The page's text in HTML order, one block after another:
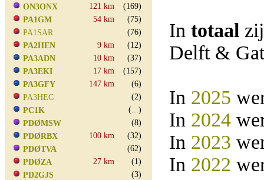
ON3ONX
121 km
(169)
PA1GM
54 km
(75)
PA1SAR
(76)
PA2HEN
9 km
(12)
PA3ADN
10 km
(37)
PA3EKI
17 km
(157)
PA3GFY
147 km
(6)
PA3HEC
(2)
PC1K
(...)
PDØMSW
(8)
PDØRBX
100 km
(32)
PDØTVA
(62)
PDØZA
27 km
(1)
PD2GJS
(3)
In totaal
Delft &
In 2025
In 2024
In 2023
In 2022